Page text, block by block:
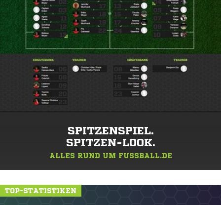
SPITZENSPIEL.
SPITZEN-LOOK.
ALLES RUND UM FUSSBALL.DE
TOP-STATISTIKEN